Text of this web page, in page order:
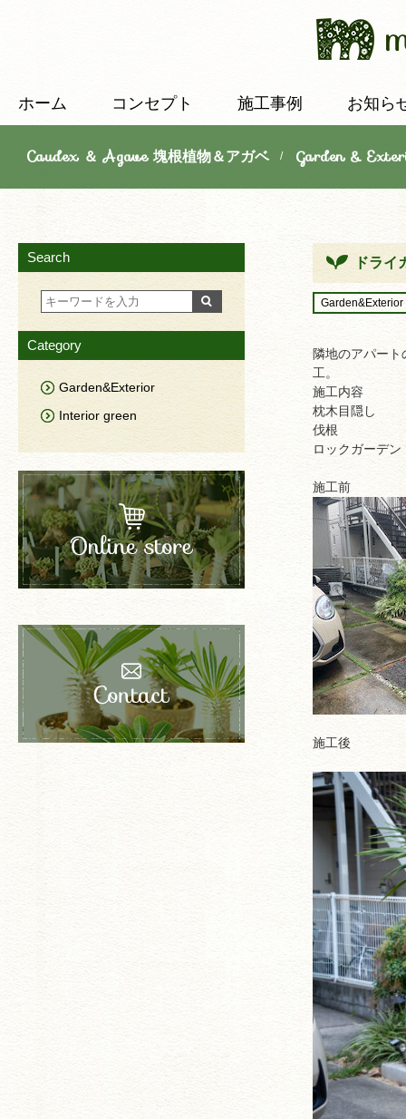
ホーム コンセプト 施工事例 お知ら
Caudex ＆ Agave 塊根植物＆アガベ/Garden &
ドラ
Garden&Exterior
隣地のアパー
工。
施工内容
枕木目隠し
伐根
ロックガーデン
施工前
施工後
Search
Category
Garden&Exterior
Interior green